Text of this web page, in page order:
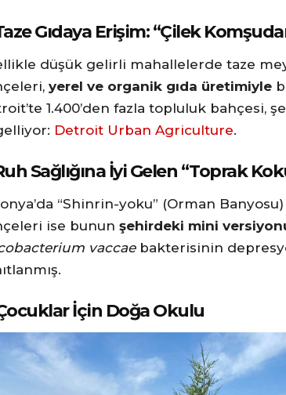
Gıdaya Erişim: “Çilek
düşük gelirli mahallelerde taze
yerel ve organik gıda üretimiyle
1.400’den fazla topluluk bahçesi,
Detroit Urban Agriculture.
Sağlığına İyi Gelen “Toprak
“Shinrin-yoku” (Orman
ise bunun şehirdeki mini
vaccaebakterisinin
İçin Doğa Okulu